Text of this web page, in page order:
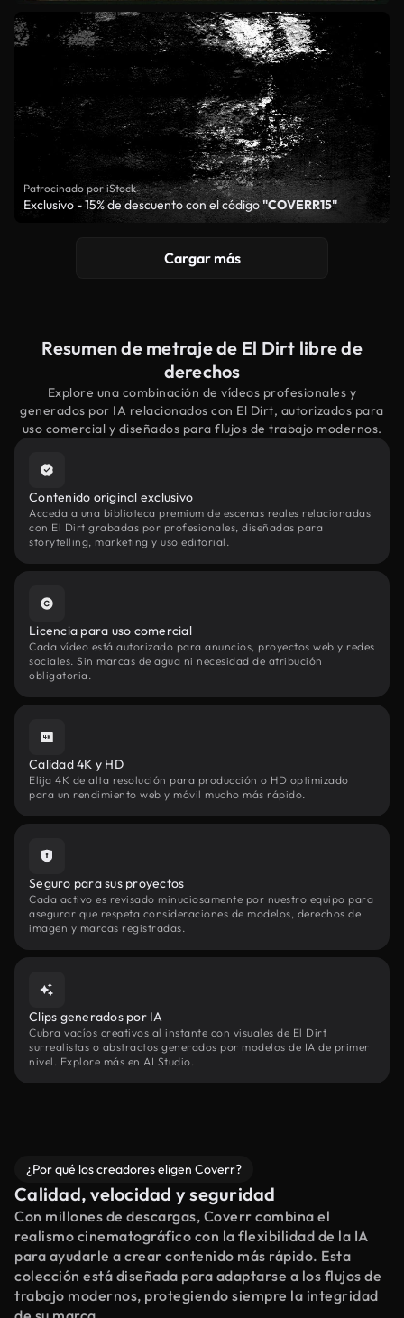
Patrocinado por iStock
Exclusivo - 15% de descuento con el código"COVERR15"
Cargar más
Resumen de metraje de El Dirt libre de
derechos
Explore una combinación de vídeos profesionales y
generados por IA relacionados con El Dirt, autorizados para
uso comercial y diseñados para flujos de trabajo modernos.
Contenido original exclusivo
Acceda a una biblioteca premium de escenas reales relacionadas
con El Dirt grabadas por profesionales, diseñadas para
storytelling, marketing y uso editorial.
Licencia para uso comercial
Cada vídeo está autorizado para anuncios, proyectos web y redes
sociales. Sin marcas de agua ni necesidad de atribución
obligatoria.
Calidad 4K y HD
Elija 4K de alta resolución para producción o HD optimizado
para un rendimiento web y móvil mucho más rápido.
Seguro para sus proyectos
Cada activo es revisado minuciosamente por nuestro equipo para
asegurar que respeta consideraciones de modelos, derechos de
imagen y marcas registradas.
Clips generados por IA
Cubra vacíos creativos al instante con visuales de El Dirt
surrealistas o abstractos generados por modelos de IA de primer
nivel. Explore más en AI Studio.
¿Por qué los creadores eligen Coverr?
Calidad, velocidad y seguridad
Con millones de descargas, Coverr combina el
realismo cinematográfico con la flexibilidad de la IA
para ayudarle a crear contenido más rápido. Esta
colección está diseñada para adaptarse a los flujos de
trabajo modernos, protegiendo siempre la integridad